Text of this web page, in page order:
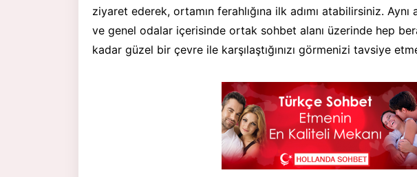
ziyaret ederek, ortamın ferahlığına ilk adımı atabilirsiniz.
ve genel odalar içerisinde ortak sohbet alanı üzerinde hep
kadar güzel bir çevre ile karşılaştığınızı görmenizi tavsiye